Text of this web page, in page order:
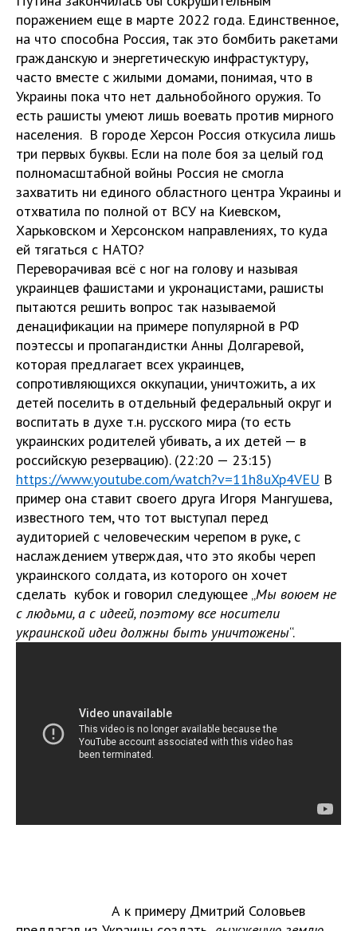
поражением еще в марте 2022 года. Единственное,
на что способна Россия, так это бомбить ракетами
гражданскую и энергетическую инфрастуктуру,
часто вместе с жилыми домами, понимая, что в
Украины пока что нет дальнобойного оружия. То
есть рашисты умеют лишь воевать против мирного
населения. В городе Херсон Россия откусила лишь
три первых буквы. Если на поле боя за целый год
полномасштабной войны Россия не смогла
захватить ни единого областного центра Украины и
отхватила по полной от ВСУ на Киевском,
Харьковском и Херсонском направлениях, то куда
ей тягаться с НАТО?
Переворачивая всё с ног на голову и называя
украинцев фашистами и укронацистами, рашисты
пытаются решить вопрос так называемой
денацификации на примере популярной в РФ
поэтессы и пропагандистки Анны Долгаревой,
которая предлагает всех украинцев,
сопротивляющихся оккупации, уничтожить, а их
детей поселить в отдельный федеральный округ и
воспитать в духе т.н. русского мира (то есть
украинских родителей убивать, а их детей — в
российскую резервацию). (22:20 — 23:15)
https://www.youtube.com/watch?v=11h8uXp4VEU В
пример она ставит своего друга Игоря Мангушева,
известного тем, что тот выступал перед
аудиторией с человеческим черепом в руке, с
наслаждением утверждая, что это якобы череп
украинского солдата, из которого он хочет
сделать кубок и говорил следующее „Мы воюем не
с людьми, а с идеей, поэтому все носители
украинской идеи должны быть уничтожены“.
А к примеру Дмитрий Соловьев